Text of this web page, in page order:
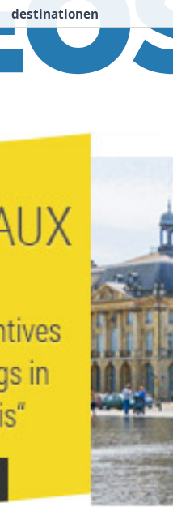
destinationen
Inspiration